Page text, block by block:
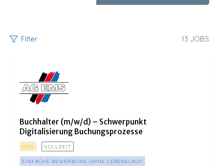
Filter 13 JOBS
Buchhalter (m/w/d) – Schwerpunkt
Digitalisierung Buchungsprozesse
NEU VOLLZEIT
EINFACHE BEWERBUNG OHNE LEBENSLAUF